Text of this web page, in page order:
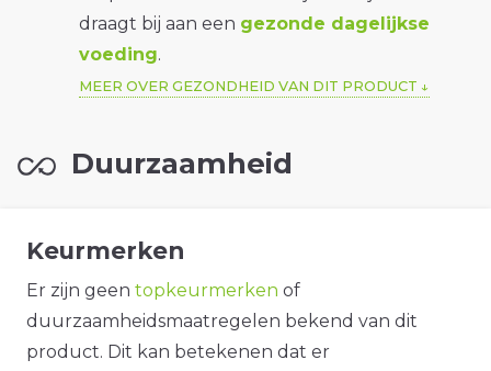
draagt bij aan een gezonde dagelijkse
voeding.
MEER OVER GEZONDHEID VAN DIT PRODUCT
Duurzaamheid
Keurmerken
Er zijn geen topkeurmerken of
duurzaamheidsmaatregelen bekend van dit
product. Dit kan betekenen dat er